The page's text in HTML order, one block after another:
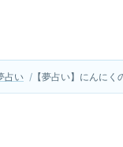
占い 【夢占い】にんに